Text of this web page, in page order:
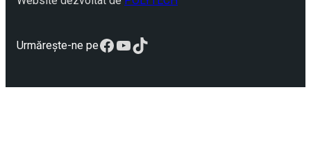
Urmărește-ne peFacebook
YouTube
TikTok